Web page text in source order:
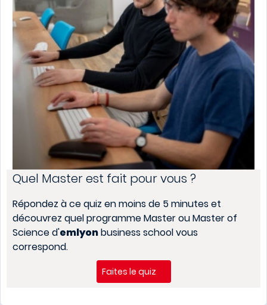
Quel Master est fait pour vous ?
Répondez à ce quiz en moins de 5 minutes et
découvrez quel programme Master ou Master of
Science d'emlyonbusiness school vous
correspond.
Faites le quiz